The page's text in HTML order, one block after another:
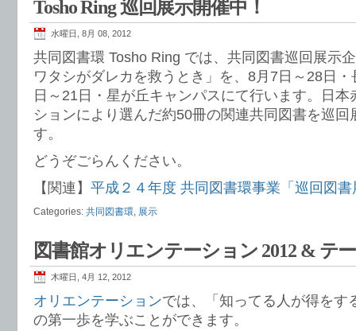
Tosho Ring 巡回展示開催中！
水曜日, 8月 08, 2012
共同図書環 Tosho Ring では、共同図書巡回展示
ワタシがダレカを救うとき」を、8月7日～28日
日～21日・星が丘キャンパスにて行います。日
ションにより選んだ約50冊の関連共同図書を巡
す。
どうぞごらんください。
【関連】 平成２４年度 共同図書環事業「巡回図
Categories: 共同図書環, 展示
図書館オリエンテーション 2012 & テ
木曜日, 4月 12, 2012
オリエンテーションでは、「知ってる人が得をす
の第一歩を学ぶことができます。